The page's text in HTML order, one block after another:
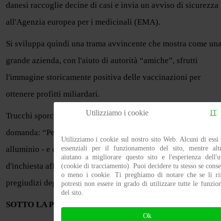
danesi raccoglie decine di casi e invia un avviso di sicurezza
all'Agenzia europea per i medicinali (EMA).
Si sviluppa quindi una trama avvincente che mostra come
grande azienda, con l'aiuto di autorità “amiche”, sfrutti
l'immagine storicamente positiva delle vaccinazioni per
ottenere profitti miliardari.
Trucchi sporchi, profitti orrendi, giovani donne malate e la
domanda: “Perché così tante vaccinazioni contengono
alluminio - e cosa fa sotto la pelle?”. Questo documentario
d'inchiesta affronta un tema molto delicato senza
pregiudizi degli antivaccinisti.
SOTTO LA PELLE - Cosa fa l'alluminio nelle
Utilizziamo i cookie IT
Utilizziamo i cookie sul nostro sito Web. Alcuni di essi
essenziali per il funzionamento del sito, mentre
aiutano a migliorare questo sito e l'esperienza
(cookie di tracciamento). Puoi decidere tu stesso se
o meno i cookie. Ti preghiamo di notare che se li
potresti non essere in grado di utilizzare tutte le
del sito.
Ok